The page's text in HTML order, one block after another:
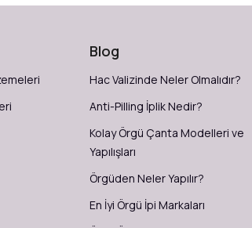
Blog
Hac Valizinde Neler Olmalıdır?
Anti-Pilling İplik Nedir?
Kolay Örgü Çanta Modelleri ve
Yapılışları
Örgüden Neler Yapılır?
En İyi Örgü İpi Markaları